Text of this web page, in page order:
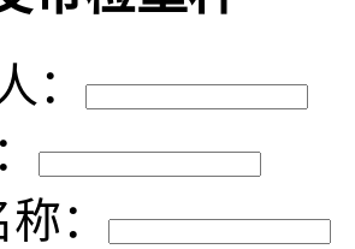
：
：